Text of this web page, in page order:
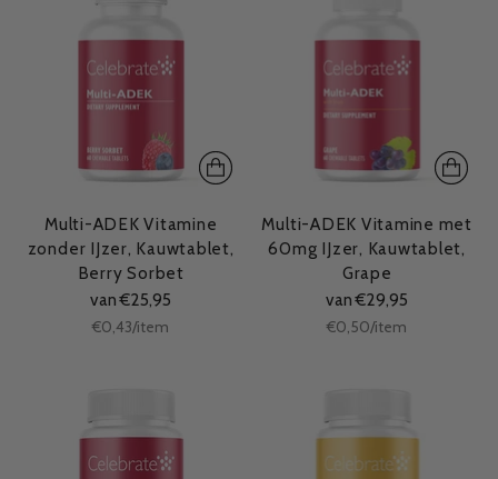
Multi-ADEK Vitamine
zonder IJzer, Kauwtablet,
Berry Sorbet
van €25,95
Stukprijs
€0,43/per
item
Multi-ADEK Vitamine met
60mg IJzer, Kauwtablet,
Grape
van €29,95
Stukprijs
€0,50/per
item